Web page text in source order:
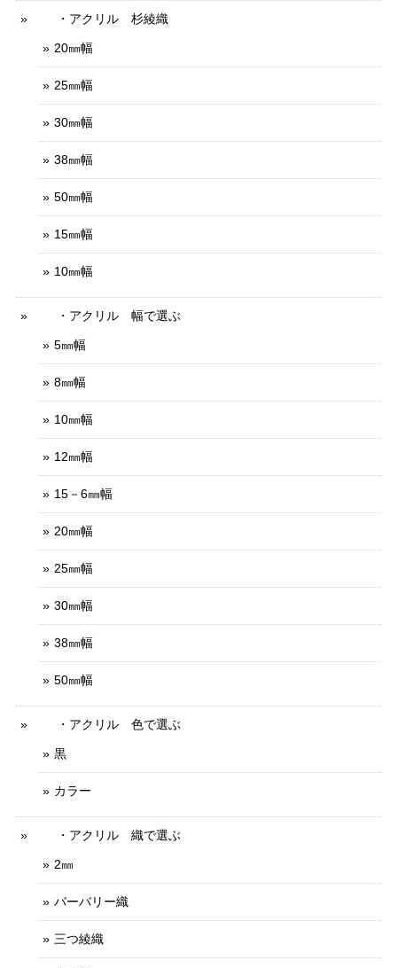
・アクリル 杉綾織
20㎜幅
25㎜幅
30㎜幅
38㎜幅
50㎜幅
15㎜幅
10㎜幅
・アクリル 幅で選ぶ
5㎜幅
8㎜幅
10㎜幅
12㎜幅
15－6㎜幅
20㎜幅
25㎜幅
30㎜幅
38㎜幅
50㎜幅
・アクリル 色で選ぶ
黒
カラー
・アクリル 織で選ぶ
2㎜
バーバリー織
三つ綾織